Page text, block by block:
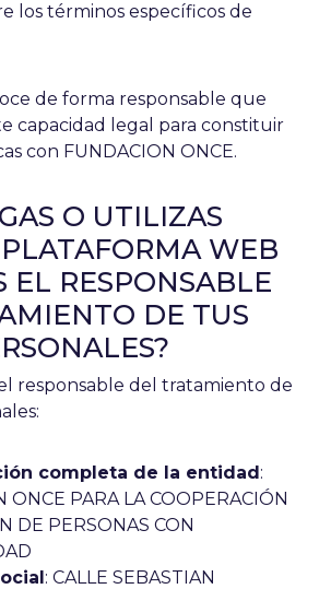
los términos específicos de
de forma responsable que
capacidad legal para constituir
con FUNDACION ONCE.
O UTILIZAS
WEB
EL RESPONSABLE
DE TUS
responsable del tratamiento de
completa de la entidad:
ONCE PARA LA COOPERACIÓN
DE PERSONAS CON
: CALLE SEBASTIAN